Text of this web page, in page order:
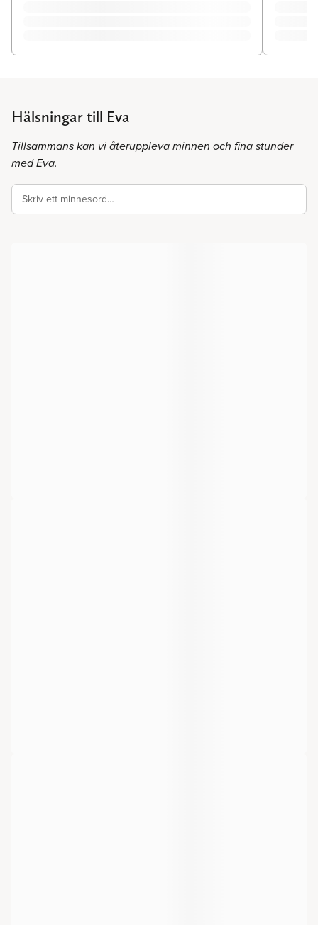
Hälsningar till Eva
Tillsammans kan vi återuppleva minnen och fina stunder
med Eva.
Skriv ett minnesord…